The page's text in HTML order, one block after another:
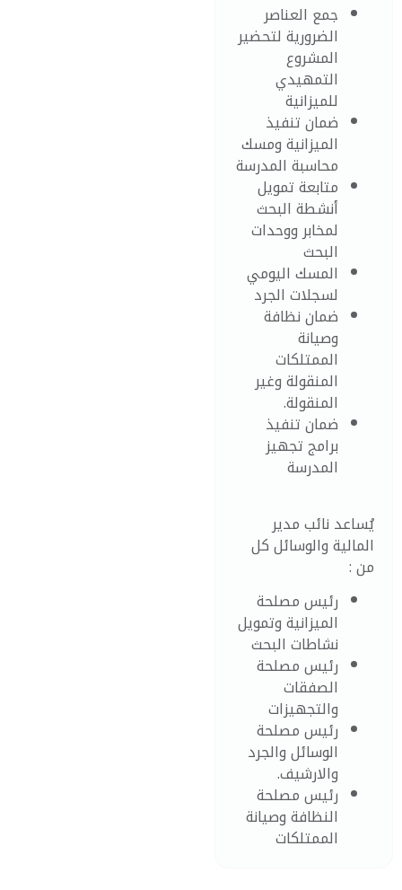
جمع العناصر
الضرورية لتحضير
المشروع
التمهيدي
للميزانية
ضمان تنفيذ
الميزانية ومسك
محاسبة المدرسة
متابعة تمويل
أنشطة البحث
لمخابر ووحدات
البحث
المسك اليومي
لسجلات الجرد
ضمان نظافة
وصيانة
الممتلكات
المنقولة وغير
المنقولة.
ضمان تنفيذ
برامج تجهيز
المدرسة
يُساعد نائب مدير
المالية والوسائل كل
من :
رئيس مصلحة
الميزانية وتمويل
نشاطات البحث
رئيس مصلحة
الصفقات
والتجهيزات
رئيس مصلحة
الوسائل والجرد
والارشيف.
رئيس مصلحة
النظافة وصيانة
الممتلكات